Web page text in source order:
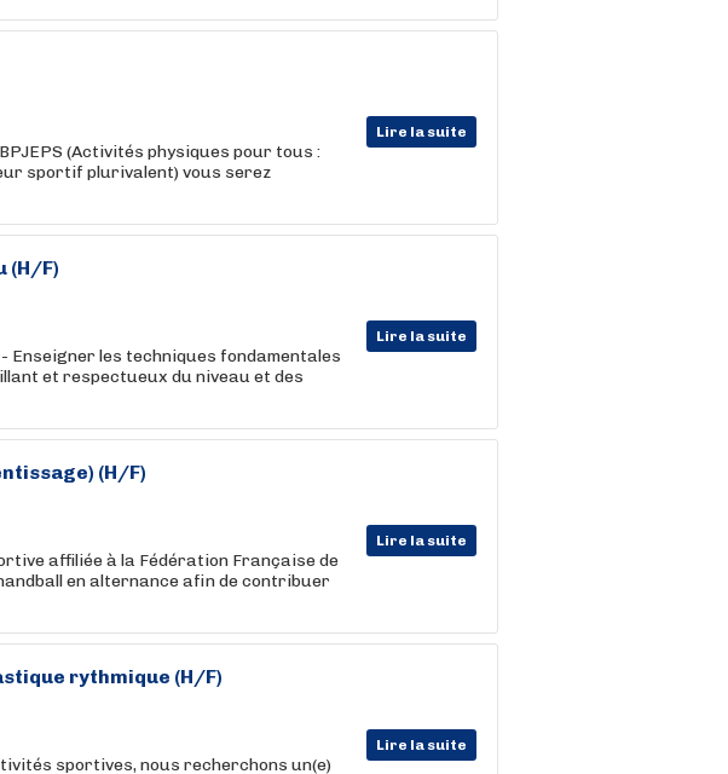
Lire la suite
(Activités physiques pour tous :
sportif plurivalent) vous serez
(H/F)
Lire la suite
Enseigner les techniques fondamentales
et respectueux du niveau et des
(H/F)
Lire la suite
affiliée à la Fédération Française de
en alternance afin de contribuer
rythmique (H/F)
Lire la suite
sportives, nous recherchons un(e)